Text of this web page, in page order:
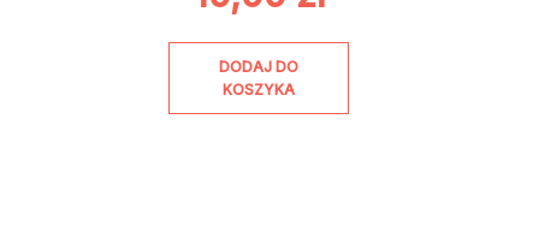
DODAJ DO
KOSZYKA